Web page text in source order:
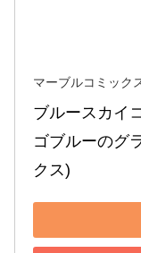
マーブルコミック
ブルースカイ
ゴブルーのグ
クス)